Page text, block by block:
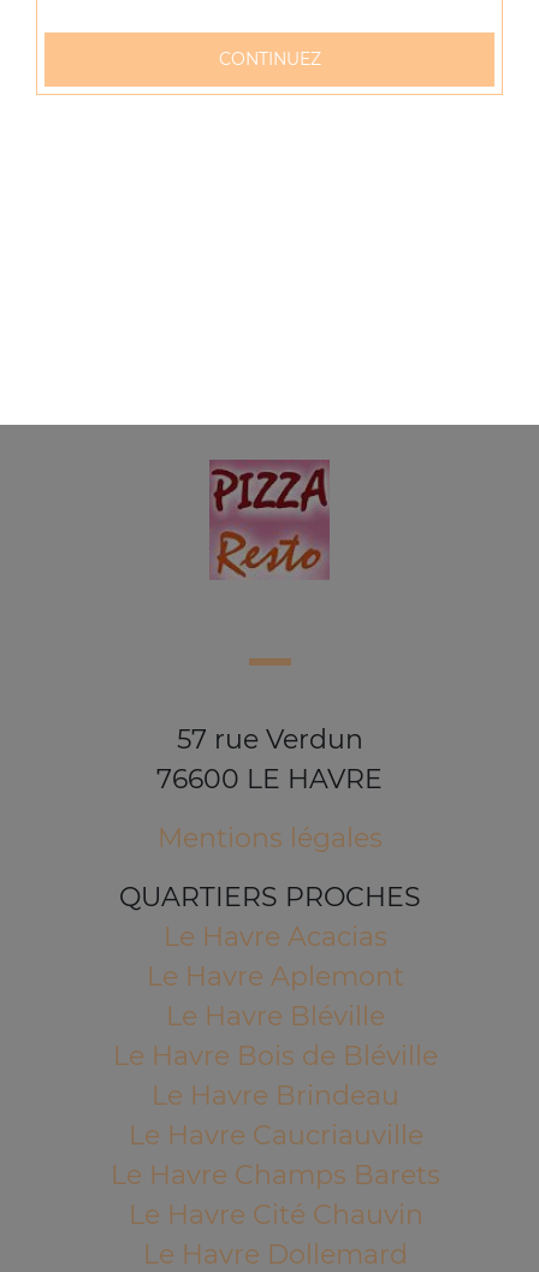
Grande portion de frites
4.00€
57 rue Verdun
76600 LE HAVRE
Mentions légales
QUARTIERS PROCHES
Le Havre Acacias
Le Havre Aplemont
Le Havre Bléville
Le Havre Bois de Bléville
Le Havre Brindeau
Le Havre Caucriauville
Le Havre Champs Barets
Le Havre Cité Chauvin
Le Havre Dollemard
CONTINUEZ